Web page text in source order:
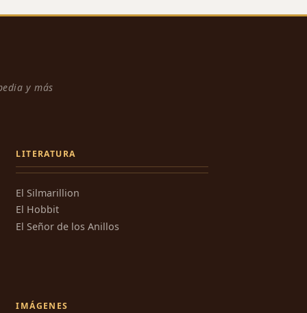
y más
LITERATURA
El Silmarillion
El Hobbit
El Señor de los Anillos
IMÁGENES